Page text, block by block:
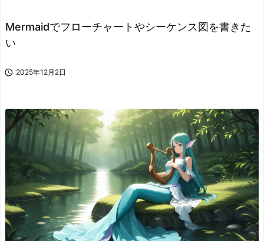
検索
Mermaidでフローチャートやシーケンス図を書きた
い
 2025年12月2日